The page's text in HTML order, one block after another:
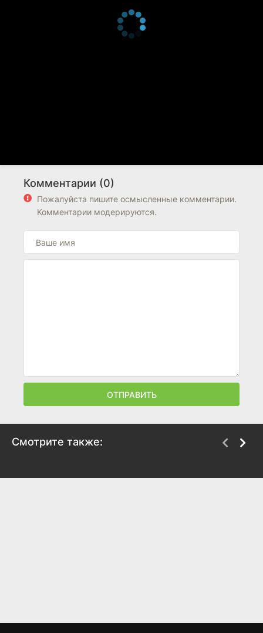
Комментарии (0)
Пожалуйста пишите осмысленные комментарии.
Комментарии модерируются.
ОТПРАВИТЬ
Смотрите также: